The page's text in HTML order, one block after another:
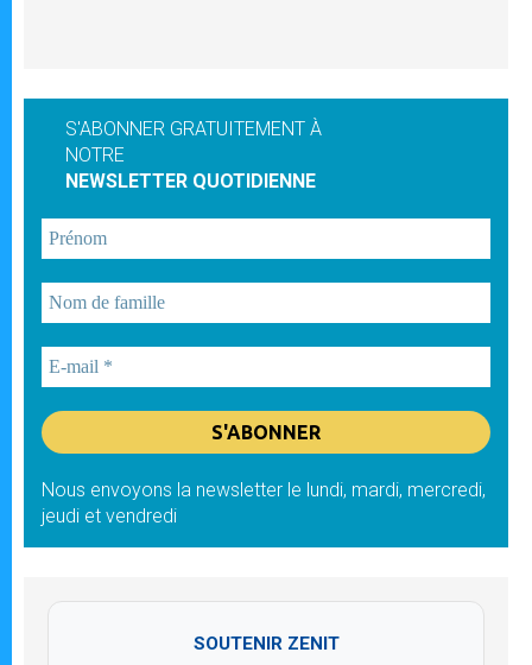
S'ABONNER GRATUITEMENT À
NOTRE
NEWSLETTER QUOTIDIENNE
Nous envoyons la newsletter le lundi, mardi, mercredi,
jeudi et vendredi
SOUTENIR ZENIT